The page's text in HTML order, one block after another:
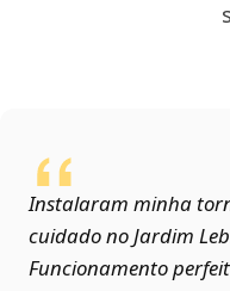
Instalaram minha
cuidado no Jardim
Funcionamento